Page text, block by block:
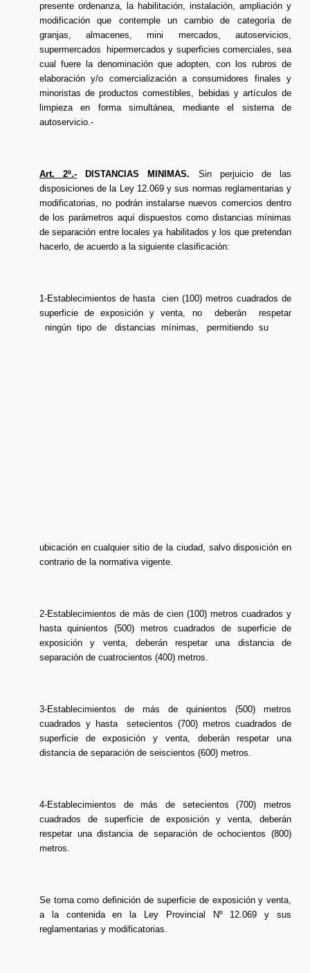
presente ordenanza, la habilitación, instalación, ampliación y
modificación que contemple un cambio de categoría de
granjas, almacenes, mini mercados, autoservicios,
supermercados hipermercados y superficies comerciales, sea
cual fuere la denominación que adopten, con los rubros de
elaboración y/o comercialización a consumidores finales y
minoristas de productos comestibles, bebidas y artículos de
limpieza en forma simultánea, mediante el sistema de
autoservicio.-
Art. 2º.- DISTANCIAS MINIMAS. Sin perjuicio de las
disposiciones de la Ley 12.069 y sus normas reglamentarias y
modificatorias, no podrán instalarse nuevos comercios dentro
de los parámetros aquí dispuestos como distancias mínimas
de separación entre locales ya habilitados y los que pretendan
hacerlo, de acuerdo a la siguiente clasificación:
1-Establecimientos de hasta cien (100) metros cuadrados de
superficie de exposición y venta, no deberán respetar
ningún tipo de distancias mínimas, permitiendo su
ubicación en cualquier sitio de la ciudad, salvo disposición en
contrario de la normativa vigente.
2-Establecimientos de más de cien (100) metros cuadrados y
hasta quinientos (500) metros cuadrados de superficie de
exposición y venta, deberán respetar una distancia de
separación de cuatrocientos (400) metros.
3-Establecimientos de más de quinientos (500) metros
cuadrados y hasta setecientos (700) metros cuadrados de
superficie de exposición y venta, deberán respetar una
distancia de separación de seiscientos (600) metros.
4-Establecimientos de más de setecientos (700) metros
cuadrados de superficie de exposición y venta, deberán
respetar una distancia de separación de ochocientos (800)
metros.
Se toma como definición de superficie de exposición y venta,
a la contenida en la Ley Provincial Nº 12.069 y sus
reglamentarias y modificatorias.